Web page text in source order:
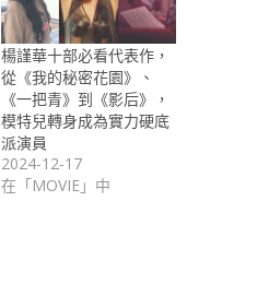
楊謹華十部必看代表作，
從《我的秘密花園》、
《一把青》到《影后》，
模特兒轉身成為實力硬底
派演員
2024-12-17
在「MOVIE」中